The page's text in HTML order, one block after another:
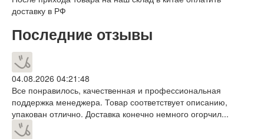
доставку в РФ
Последние отзывы
04.08.2026 04:21:48
Все понравилось, качественная и профессиональная
поддержка менеджера. Товар соответствует описанию,
упакован отлично. Доставка конечно немного огорчил...